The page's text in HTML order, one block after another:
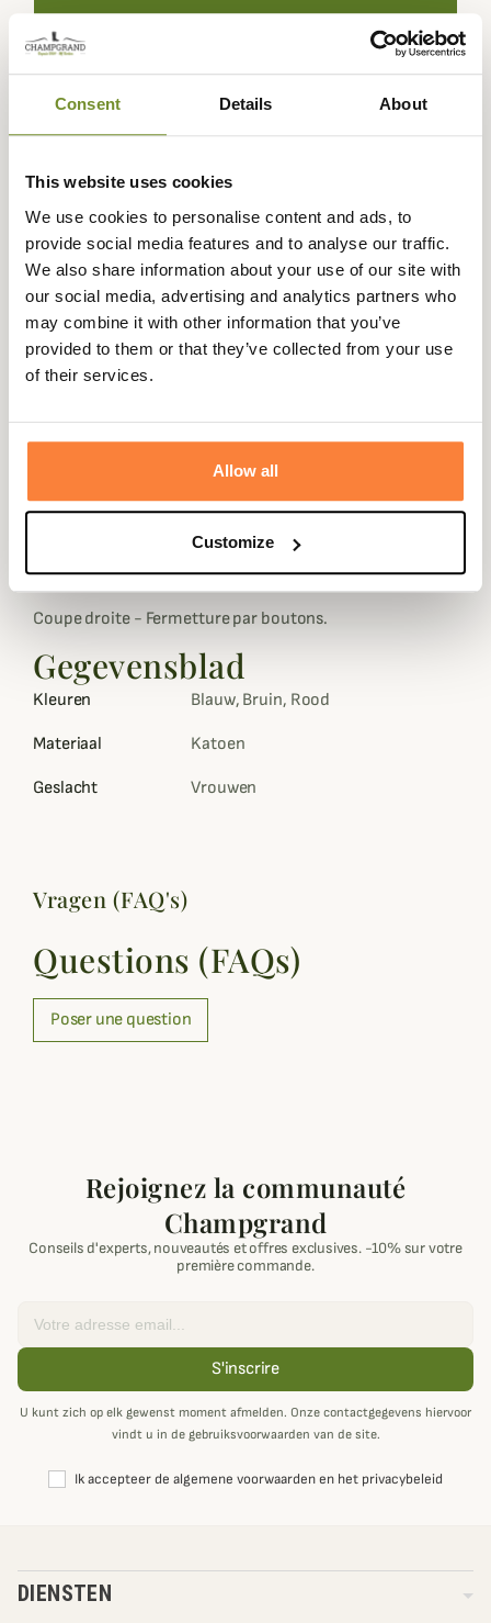
Consent Details About
This website uses cookies
We use cookies to personalise content and ads, to
provide social media features and to analyse our traffic.
We also share information about your use of our site with
our social media, advertising and analytics partners who
may combine it with other information that you’ve
provided to them or that they’ve collected from your use
of their services.
Allow all
Customize
Your basket must contain at least € 100,00 of products in
order to get loyalty rewards.
Expédié dans
la journée
Échange ou
retour sous
90 jours
Paiement
sécurisé
Paiement en
3 fois dès 100
euros
Beschrijving
adaptée à la chasse qu'au quotidien.
Les boutons sont réalisés façon "bois" ce qui rend encore
plus authentique cette chemise Selja Härkila.
Coupe droite - Fermetture par boutons.
Gegevensblad
Kleuren Blauw, Bruin, Rood
Materiaal Katoen
Geslacht Vrouwen
Vragen (FAQ's)
Questions (FAQs)
Poser une question
Rejoignez la communauté
Champgrand
Conseils d'experts, nouveautés et offres exclusives. -10% sur votre
première commande.
S'inscrire
U kunt zich op elk gewenst moment afmelden. Onze contactgegevens hiervoor
vindt u in de gebruiksvoorwaarden van de site.
Ik accepteer de algemene voorwaarden en het privacybeleid
DIENSTEN